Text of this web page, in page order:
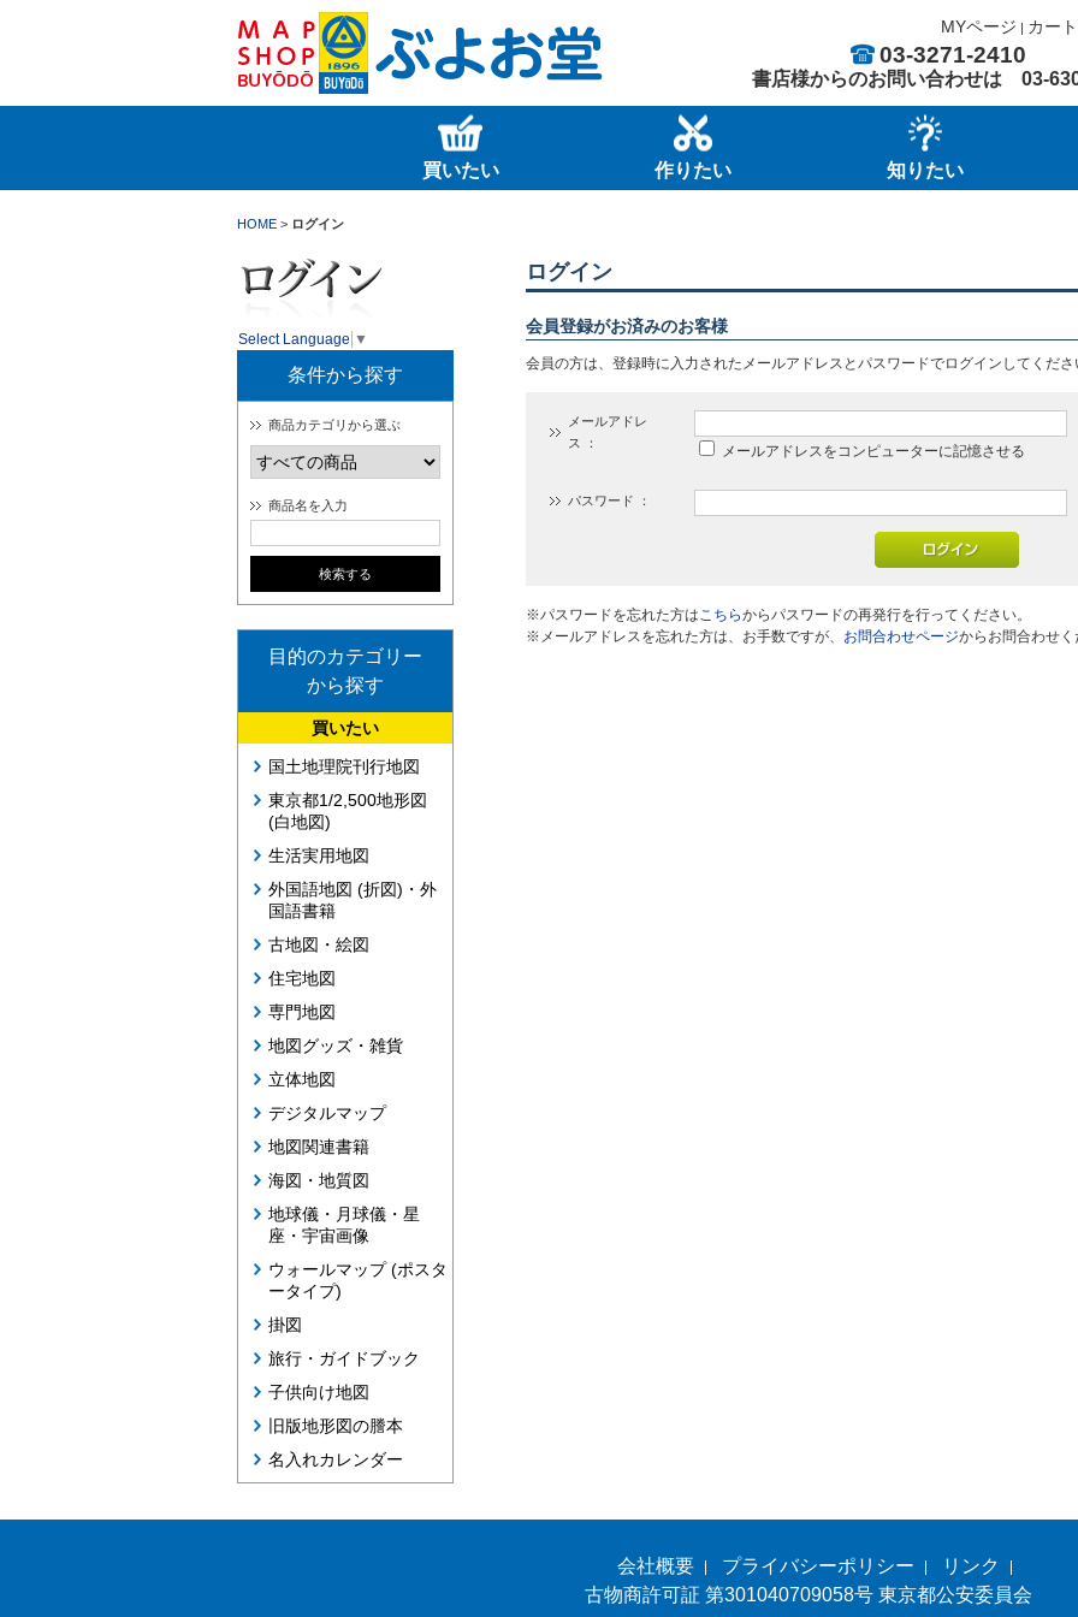
MYページ | カート
03-3271-2410
書店様からのお問い合わせは 03-
買いたい 作りたい 知りたい
HOME > ログイン
Select Language ▼
条件から探す
商品カテゴリから選ぶ
商品名を入力
目的のカテゴリー
から探す
買いたい
国土地理院刊行地図
東京都1/2,500地形図
(白地図)
生活実用地図
外国語地図 (折図)・外
国語書籍
古地図・絵図
住宅地図
専門地図
地図グッズ・雑貨
立体地図
デジタルマップ
地図関連書籍
海図・地質図
地球儀・月球儀・星
座・宇宙画像
ウォールマップ (ポスタ
ータイプ)
掛図
旅行・ガイドブック
子供向け地図
旧版地形図の謄本
名入れカレンダー
ログイン
会員登録がお済みのお客様
会員の方は、登録時に入力されたメールアドレスとパスワードでログインしてくださ
メールアドレ
ス ：
メールアドレスをコンピューターに記憶させる
パスワード ：
※パスワードを忘れた方はこちらからパスワードの再発行を行ってください。
※メールアドレスを忘れた方は、お手数ですが、 お問合わせページからお問合わせく
会社概要 プライバシーポリシー
リンク
古物商許可証 第301040709058号 東京都公安委員会